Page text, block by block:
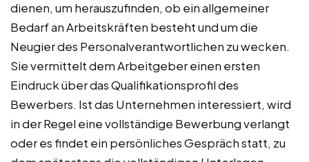
dienen, um herauszufinden, ob ein allgemeiner
Bedarf an Arbeitskräften besteht und um die
Neugier des Personalverantwortlichen zu wecken.
Sie vermittelt dem Arbeitgeber einen ersten
Eindruck über das Qualifikationsprofil des
Bewerbers. Ist das Unternehmen interessiert, wird
in der Regel eine vollständige Bewerbung verlangt
oder es findet ein persönliches Gespräch statt, zu